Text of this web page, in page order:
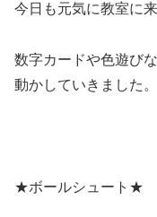
今日も元気に教室に
数字カードや色遊び
動かしていきました。
★ボールシュート★